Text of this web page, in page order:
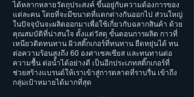
ได้หลากหลายวัตถุประสงค์ ขึ้นอยู่กับความต้องการของ
แต่ละคน โดยที่จะมีขนาดที่แตกต่างกันออกไป ส่วนใหญ่
ในปัจจุบันจะผลิตออกมาเพื่อใช้เกี่ยวกับฉลากสินค้า ด้วย
คุณสมบัติที่น่าสนใจ ตั้งแต่วัสดุ ขั้นตอนการผลิต กาวที่
เหนียวติดทนทาน ผิวสติ๊กเกอร์ที่ทนทาน ยืดหยุ่นได้ ทน
ต่อความร้อนสูงถึง 60 องศาเซลเซียส และทนทานต่อ
ความชื้น ต่อน้ำได้อย่างดี เป็นอีกประเภทสติ๊กเกอร์ที่
ช่วยสร้างแบรนด์ให้เราเข้าสู่การตลาดที่ราบรื่น เข้าถึง
กลุ่มเป้าหมายได้มากที่สุด